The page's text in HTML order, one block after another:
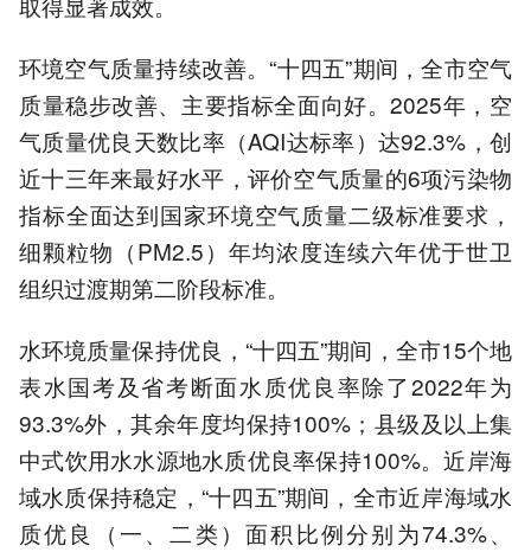
环境空气质量持续改善。“十四五”期间，全市空气
质量稳步改善、主要指标全面向好。2025年，空
气质量优良天数比率（AQI达标率）达92.3%，创
近十三年来最好水平，评价空气质量的6项污染物
指标全面达到国家环境空气质量二级标准要求，
细颗粒物（PM2.5）年均浓度连续六年优于世卫
组织过渡期第二阶段标准。
水环境质量保持优良，“十四五”期间，全市15个地
表水国考及省考断面水质优良率除了2022年为
93.3%外，其余年度均保持100%；县级及以上集
中式饮用水水源地水质优良率保持100%。近岸海
域水质保持稳定，“十四五”期间，全市近岸海域水
质优良（一、二类）面积比例分别为74.3%、